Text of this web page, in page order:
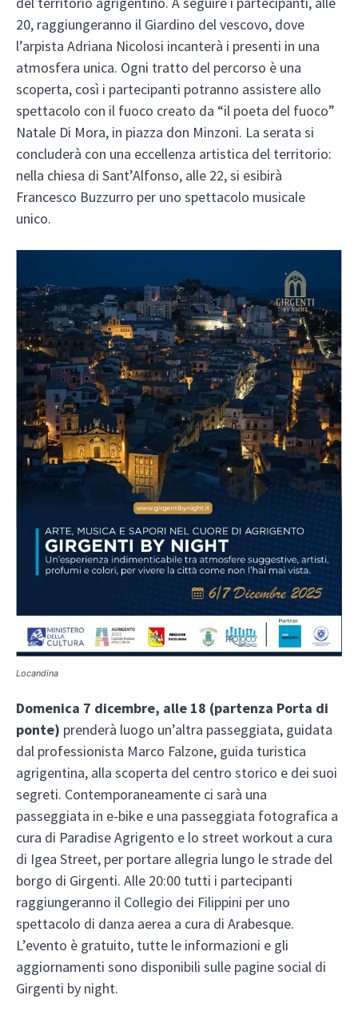
20, raggiungeranno il Giardino del vescovo, dove
l’arpista Adriana Nicolosi incanterà i presenti in una
atmosfera unica. Ogni tratto del percorso è una
scoperta, così i partecipanti potranno assistere allo
spettacolo con il fuoco creato da “il poeta del fuoco”
Natale Di Mora, in piazza don Minzoni. La serata si
concluderà con una eccellenza artistica del territorio:
nella chiesa di Sant’Alfonso, alle 22, si esibirà
Francesco Buzzurro per uno spettacolo musicale
unico.
Locandina
Domenica 7 dicembre, alle 18 (partenza Porta di
ponte) prenderà luogo un’altra passeggiata, guidata
dal professionista Marco Falzone, guida turistica
agrigentina, alla scoperta del centro storico e dei suoi
segreti. Contemporaneamente ci sarà una
passeggiata in e-bike e una passeggiata fotografica a
cura di Paradise Agrigento e lo street workout a cura
di Igea Street, per portare allegria lungo le strade del
borgo di Girgenti. Alle 20:00 tutti i partecipanti
raggiungeranno il Collegio dei Filippini per uno
spettacolo di danza aerea a cura di Arabesque.
L’evento è gratuito, tutte le informazioni e gli
aggiornamenti sono disponibili sulle pagine social di
Girgenti by night.